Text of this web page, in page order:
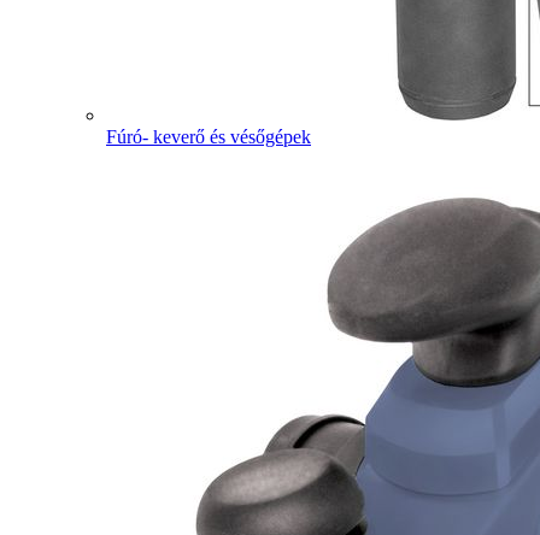
Fúró- keverő és vésőgépek